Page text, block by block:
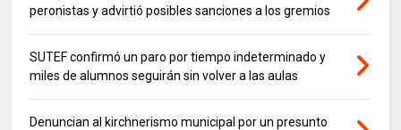
peronistas y advirtió posibles sanciones a los gremios
SUTEF confirmó un paro por tiempo indeterminado y
miles de alumnos seguirán sin volver a las aulas
Denuncian al kirchnerismo municipal por un presunto